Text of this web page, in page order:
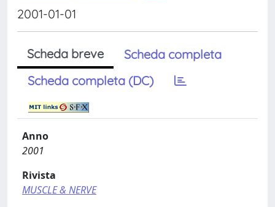
2001-01-01
Scheda breve
Scheda completa
Scheda completa (DC)
Anno
2001
Rivista
MUSCLE & NERVE